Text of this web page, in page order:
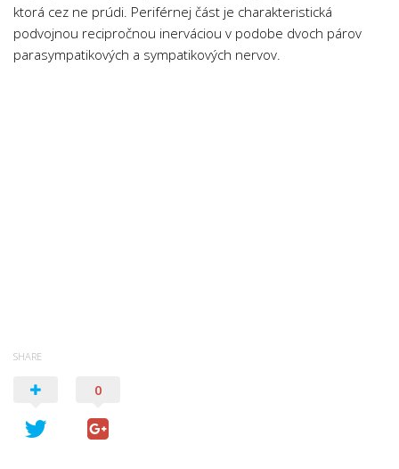
Zeměpis
ktorá cez ne prúdi. Periférnej část je charakteristická
podvojnou recipročnou inerváciou v podobe dvoch párov
parasympatikových a sympatikových nervov.
SHARE
0